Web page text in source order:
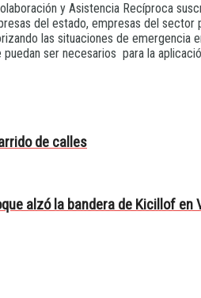
y Asistencia Recíproca
del estado, empresas del
las situaciones de
ser necesarios para la
de calles
alzó la bandera de Kicillof en